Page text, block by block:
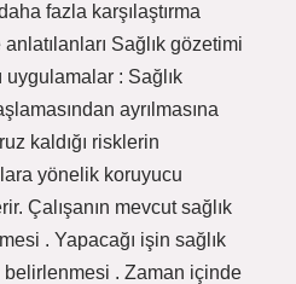
fazla karşılaştırma
Sağlık gözetimi
uygulamalar : Sağlık
ayrılmasına
kaldığı risklerin
yönelik koruyucu
Çalışanın mevcut sağlık
. Yapacağı işin sağlık
belirlenmesi . Zaman içinde